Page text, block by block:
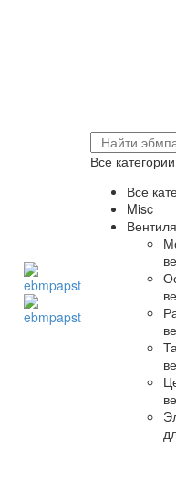
Все категории
Все
Misc